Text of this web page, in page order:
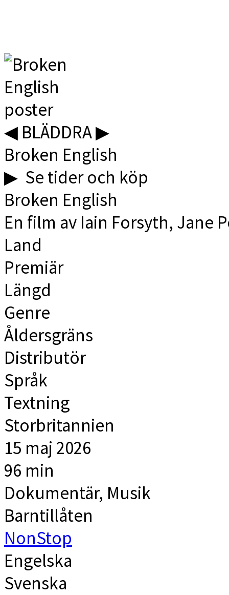
◀︎ BLÄDDRA ▶︎
Broken English
▶︎ Se tider och köp
Broken English
En film av Iain Forsyth, Jane
Land
Premiär
Längd
Genre
Åldersgräns
Distributör
Språk
Textning
Storbritannien
15 maj 2026
96 min
Dokumentär, Musik
Barntillåten
NonStop
Engelska
Svenska